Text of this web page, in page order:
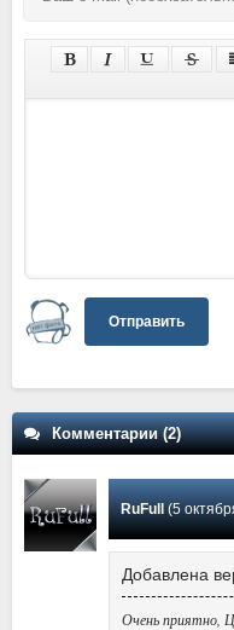
Отправить
Комментарии (2)
RuFull (5 октября
Добавлена
Очень приятно,